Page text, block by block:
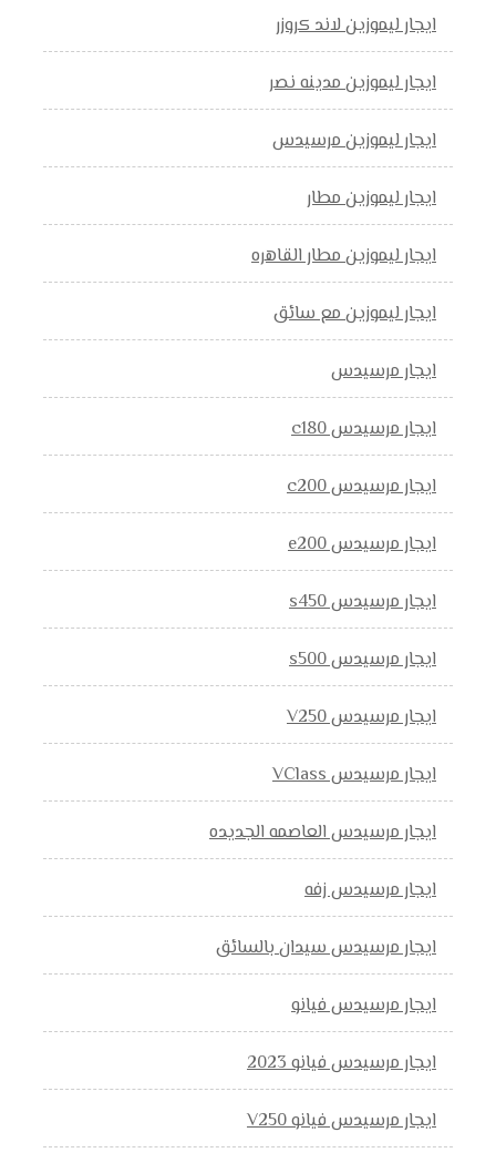
ايجار ليموزين لاند كروزر
ايجار ليموزين مدينه نصر
ايجار ليموزين مرسيدس
ايجار ليموزين مطار
ايجار ليموزين مطار القاهره
ايجار ليموزين مع سائق
ايجار مرسيدس
ايجار مرسيدس c180
ايجار مرسيدس c200
ايجار مرسيدس e200
ايجار مرسيدس s450
ايجار مرسيدس s500
ايجار مرسيدس V250
ايجار مرسيدس VClass
ايجار مرسيدس العاصمه الجديده
ايجار مرسيدس زفه
ايجار مرسيدس سيدان بالسائق
ايجار مرسيدس فيانو
ايجار مرسيدس فيانو 2023
ايجار مرسيدس فيانو V250